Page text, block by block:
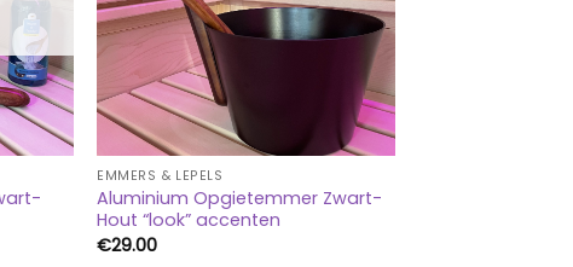
EMMERS & LEPELS
Aluminium Opgietemmer Zwart-
Hout “look” accenten
€29.00